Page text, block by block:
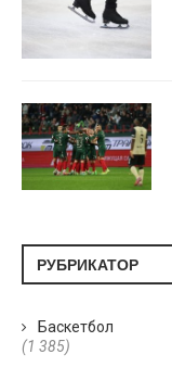
РУБРИКАТОР
Баскетбол
(1 385)